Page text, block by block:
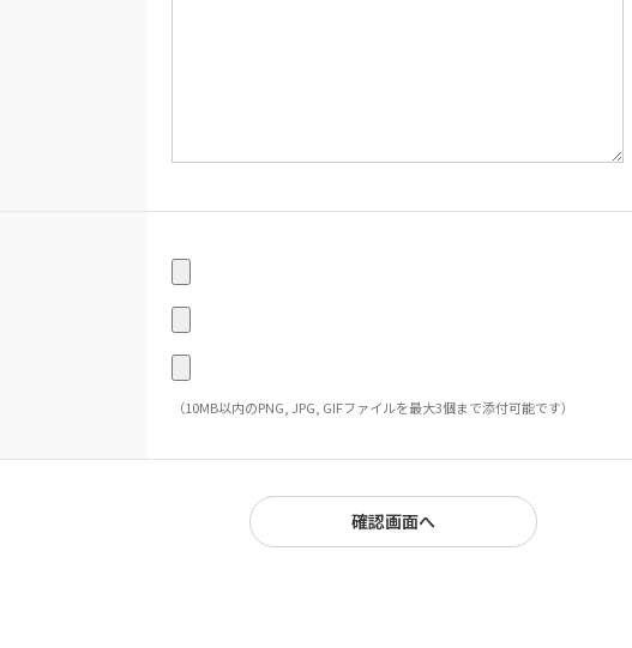
（10MB以内のPNG, JPG, GIFファイルを最大3個まで添付可能です）